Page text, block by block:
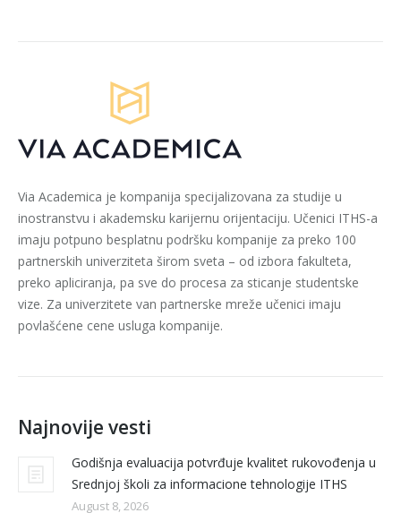
Via Academica je kompanija specijalizovana za studije u
inostranstvu i akademsku karijernu orijentaciju. Učenici ITHS-a
imaju potpuno besplatnu podršku kompanije za preko 100
partnerskih univerziteta širom sveta – od izbora fakulteta,
preko apliciranja, pa sve do procesa za sticanje studentske
vize. Za univerzitete van partnerske mreže učenici imaju
povlašćene cene usluga kompanije.
Najnovije vesti
Godišnja evaluacija potvrđuje kvalitet rukovođenja u
Srednjoj školi za informacione tehnologije ITHS
August 8, 2026